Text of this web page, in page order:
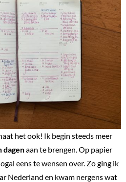
het ook! Ik begin steeds meer
dagenaan te brengen. Op papier
eens te wensen over. Zo ging ik
Nederland en kwam nergens wat